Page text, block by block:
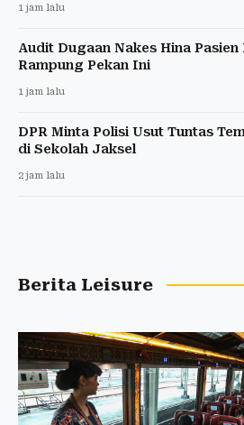
1 jam lalu
Audit Dugaan Nakes Hina
Rampung Pekan Ini
1 jam lalu
DPR Minta Polisi Usut Tuntas
di Sekolah Jaksel
2 jam lalu
Berita Leisure